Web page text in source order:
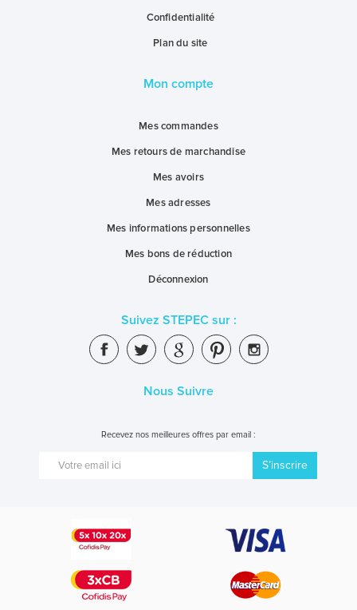
Confidentialité
Plan du site
Mon compte
Mes commandes
Mes retours de marchandise
Mes avoirs
Mes adresses
Mes informations personnelles
Mes bons de réduction
Déconnexion
Suivez STEPEC sur :
Nous Suivre
Recevez nos meilleures offres par email :
S’inscrire